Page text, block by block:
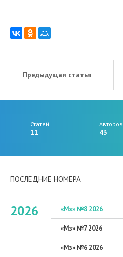
Предыдущая статья
Статей
11
Авторов
43
ПОСЛЕДНИЕ НОМЕРА
2026 «Мз» №8 2026
«Мз» №7 2026
«Мз» №6 2026